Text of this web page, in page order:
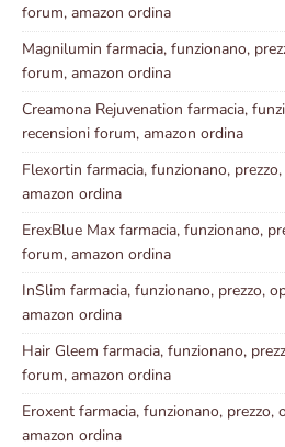
forum, amazon ordina
Magnilumin farmacia, funzionano,
forum, amazon ordina
Creamona Rejuvenation farmacia,
recensioni forum, amazon ordina
Flexortin farmacia, funzionano,
amazon ordina
ErexBlue Max farmacia, funzionano,
forum, amazon ordina
InSlim farmacia, funzionano, prezzo,
amazon ordina
Hair Gleem farmacia, funzionano,
forum, amazon ordina
Eroxent farmacia, funzionano, prezzo,
amazon ordina